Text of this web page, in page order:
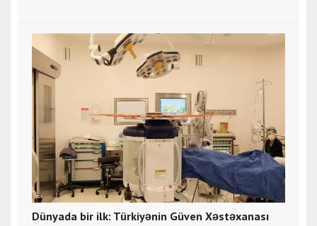
Dünyada bir ilk: Türkiyənin Güven Xəstəxanası